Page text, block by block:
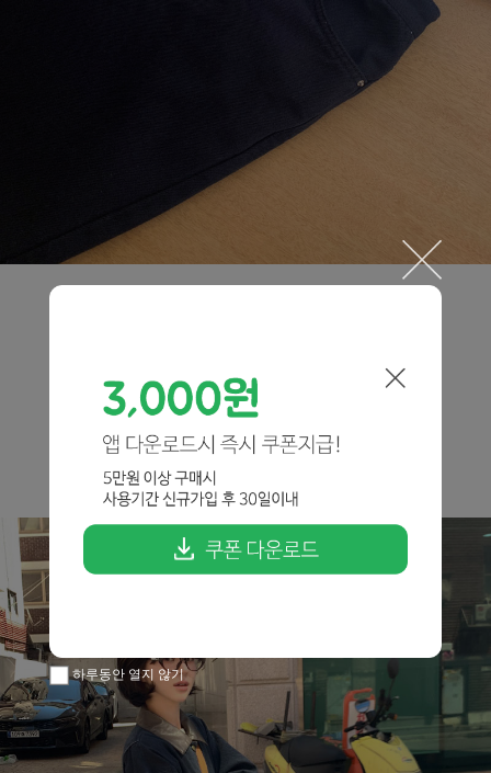
하루동안 열지 않기